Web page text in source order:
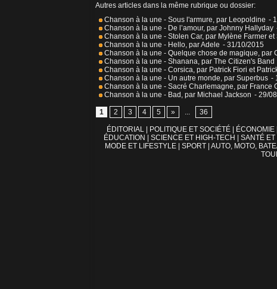
Autres articles dans la même rubrique ou dossier:
Chanson à la une - Sous l'armure, par Leopoldine -
Chanson à la une - De l’amour, par Johnny Hallyday
Chanson à la une - Stolen Car, par Mylène Farmer et
Chanson à la une - Hello, par Adele - 31/10/2015
Chanson à la une - Quelque chose de magique, par
Chanson à la une - Shanana, par The Citizen's Band
Chanson à la une - Corsica, par Patrick Fiori et
Chanson à la une - Un autre monde, par Superbus -
Chanson à la une - Sacré Charlemagne, par France
Chanson à la une - Bad, par Michael Jackson - 29/
1 2 3 4 5 » ... 36
ÉDITORIAL POLITIQUE ET SOCIÉTÉ ÉCONOMIE
ÉDUCATION
SCIENCE ET HIGH-TECH SANTÉ
MODE ET LIFESTYLE
SPORT AUTO, MOTO,